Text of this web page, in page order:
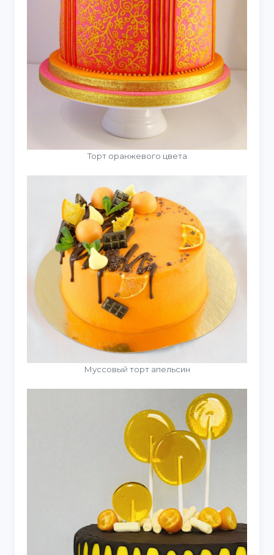
Торт оранжевого цвета
Муссовый торт апельсин